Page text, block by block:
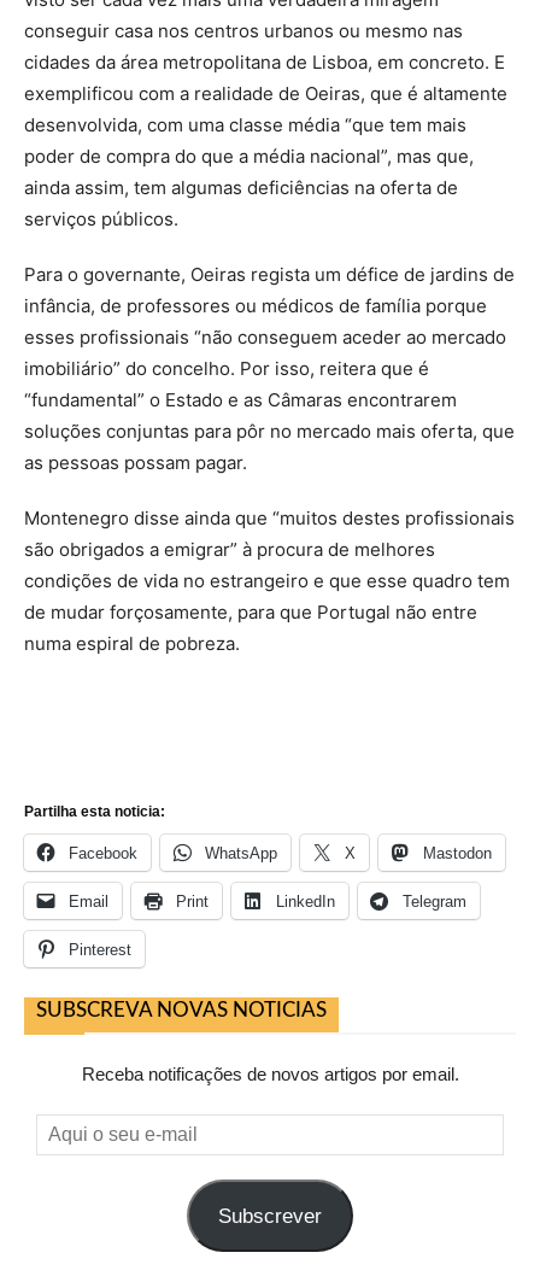
conseguir casa nos centros urbanos ou mesmo nas
cidades da área metropolitana de Lisboa, em concreto. E
exemplificou com a realidade de Oeiras, que é altamente
desenvolvida, com uma classe média “que tem mais
poder de compra do que a média nacional”, mas que,
ainda assim, tem algumas deficiências na oferta de
serviços públicos.
Para o governante, Oeiras regista um défice de jardins de
infância, de professores ou médicos de família porque
esses profissionais “não conseguem aceder ao mercado
imobiliário” do concelho. Por isso, reitera que é
“fundamental” o Estado e as Câmaras encontrarem
soluções conjuntas para pôr no mercado mais oferta, que
as pessoas possam pagar.
Montenegro disse ainda que “muitos destes profissionais
são obrigados a emigrar” à procura de melhores
condições de vida no estrangeiro e que esse quadro tem
de mudar forçosamente, para que Portugal não entre
numa espiral de pobreza.
Partilha esta noticia:
Facebook WhatsApp X Mastodon
Email Print LinkedIn Telegram
Pinterest
SUBSCREVA NOVAS NOTICIAS
Receba notificações de novos artigos por email.
Aqui
o
Subscrever